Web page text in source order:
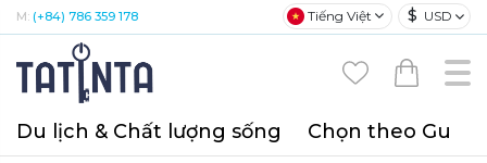
M: (+84) 786 359 178 Tiếng Việt $ USD
Du lịch & Chất lượng sống Chọn theo Gu